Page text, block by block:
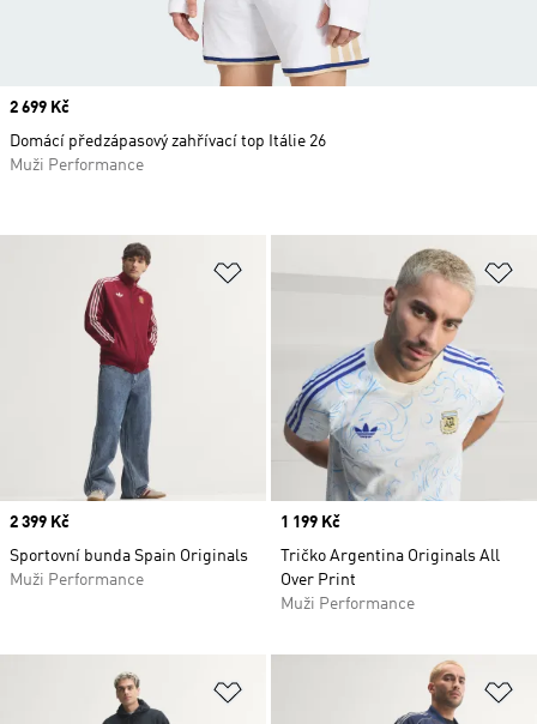
Přidat do seznamu přání
Price
2 399 Kč
Sportovní bunda Spain Originals
Muži Performance
Price
1 199 Kč
Tričko Argentina Originals All
Over Print
Muži Performance
Přidat do seznamu přání
Price
2 699 Kč
Domácí předzápasový zahřívací top Itálie 26
Muži Performance